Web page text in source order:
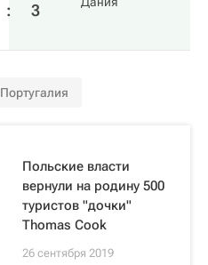
: 3
Португалия
Польские власти
вернули на родину 500
туристов "дочки"
Thomas Cook
26 сентября 2019